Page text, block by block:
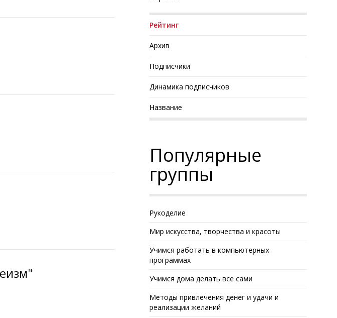
Рейтинг
Архив
Подписчики
Динамика подписчиков
Название
Популярные
группы
Рукоделие
Мир искусства, творчества и красоты
Учимся работать в компьютерных
программах
Учимся дома делать все сами
Методы привлечения денег и удачи и
реализации желаний